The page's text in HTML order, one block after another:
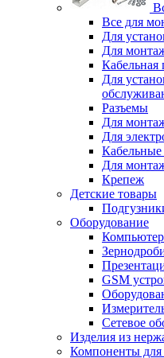
Все для
Для
Для
Кабельная
Для
Разъемы
Для
Для
Для
Крепеж
Детские товары
Оборудование
GSM
Сетевое
Изделия из
Компоненты для